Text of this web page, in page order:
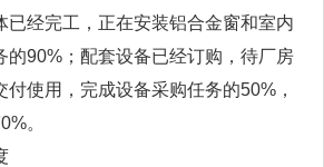
已经完工，正在安装铝合金窗和室内
的90%；配套设备已经订购，待厂房
使用，完成设备采购任务的50%，
。